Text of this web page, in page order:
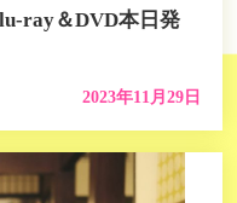
ray＆DVD本日発
2023年11月29日